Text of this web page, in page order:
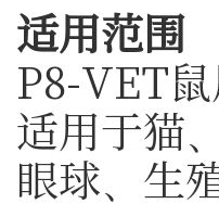
适用范围
P8-VET
适用于猫
眼球、生